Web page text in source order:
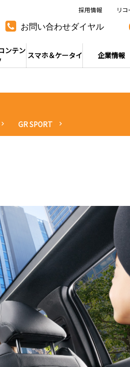
お問い合わせダイヤル
ンテン スマホ＆ケータイ 企業情報
採用情報 リ
GR SPORT